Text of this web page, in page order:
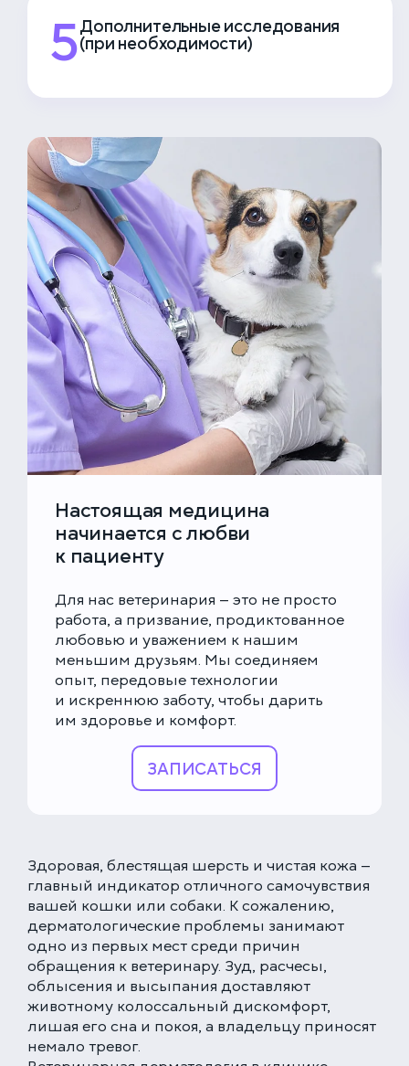
5Дополнительные исследования
(при необходимости)
Настоящая медицина
начинается с любви
к пациенту
Для нас ветеринария — это не просто
работа, а призвание, продиктованное
любовью и уважением к нашим
меньшим друзьям. Мы соединяем
опыт, передовые технологии
и искреннюю заботу, чтобы дарить
им здоровье и комфорт.
ЗАПИСАТЬСЯ
Здоровая, блестящая шерсть и чистая кожа —
главный индикатор отличного самочувствия
вашей кошки или собаки. К сожалению,
дерматологические проблемы занимают
одно из первых мест среди причин
обращения к ветеринару. Зуд, расчесы,
облысения и высыпания доставляют
животному колоссальный дискомфорт,
лишая его сна и покоя, а владельцу приносят
немало тревог.